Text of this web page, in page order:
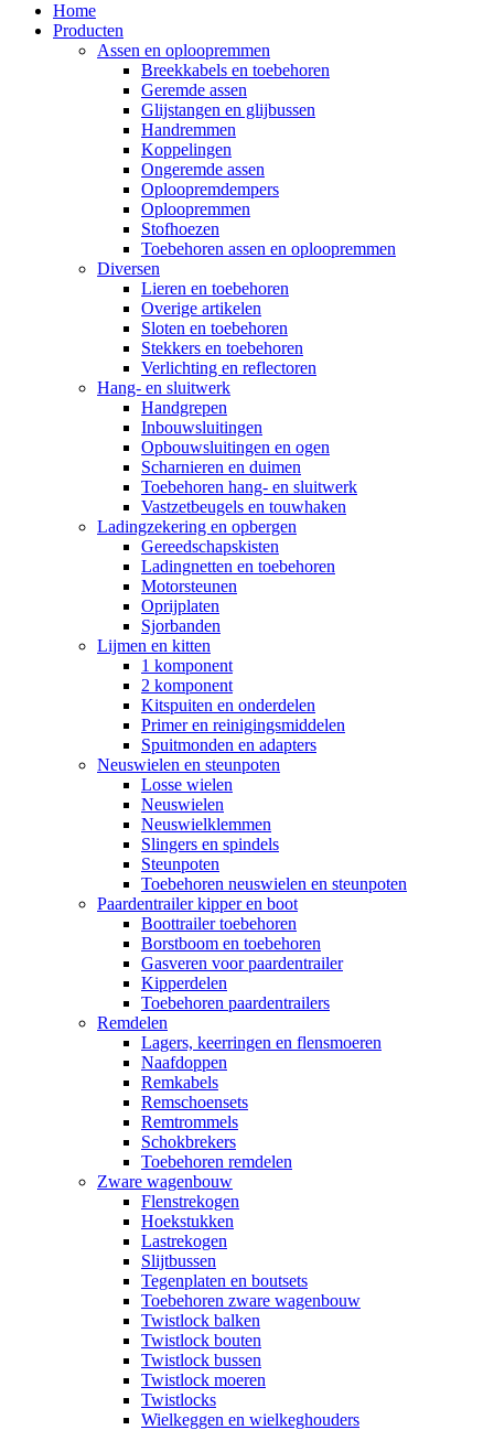
Home
Producten
Assen en oploopremmen
Breekkabels en toebehoren
Geremde assen
Glijstangen en glijbussen
Handremmen
Koppelingen
Ongeremde assen
Oploopremdempers
Oploopremmen
Stofhoezen
Toebehoren assen en oploopremmen
Diversen
Lieren en toebehoren
Overige artikelen
Sloten en toebehoren
Stekkers en toebehoren
Verlichting en reflectoren
Hang- en sluitwerk
Handgrepen
Inbouwsluitingen
Opbouwsluitingen en ogen
Scharnieren en duimen
Toebehoren hang- en sluitwerk
Vastzetbeugels en touwhaken
Ladingzekering en opbergen
Gereedschapskisten
Ladingnetten en toebehoren
Motorsteunen
Oprijplaten
Sjorbanden
Lijmen en kitten
1 komponent
2 komponent
Kitspuiten en onderdelen
Primer en reinigingsmiddelen
Spuitmonden en adapters
Neuswielen en steunpoten
Losse wielen
Neuswielen
Neuswielklemmen
Slingers en spindels
Steunpoten
Toebehoren neuswielen en steunpoten
Paardentrailer kipper en boot
Boottrailer toebehoren
Borstboom en toebehoren
Gasveren voor paardentrailer
Kipperdelen
Toebehoren paardentrailers
Remdelen
Lagers, keerringen en flensmoeren
Naafdoppen
Remkabels
Remschoensets
Remtrommels
Schokbrekers
Toebehoren remdelen
Zware wagenbouw
Flenstrekogen
Hoekstukken
Lastrekogen
Slijtbussen
Tegenplaten en boutsets
Toebehoren zware wagenbouw
Twistlock balken
Twistlock bouten
Twistlock bussen
Twistlock moeren
Twistlocks
Wielkeggen en wielkeghouders